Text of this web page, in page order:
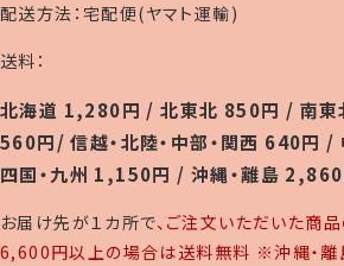
配送方法：宅配便(ヤマト運輸)
送料：
北海道 1,280円 / 北東北 850円 / 南東
560円/ 信越・北陸・中部・関西 640円
四国・九州 1,150円 / 沖縄・離島
お届け先が１カ所で、ご注文いただいた商
6,600円以上の場合は送料無料 ※沖縄・離